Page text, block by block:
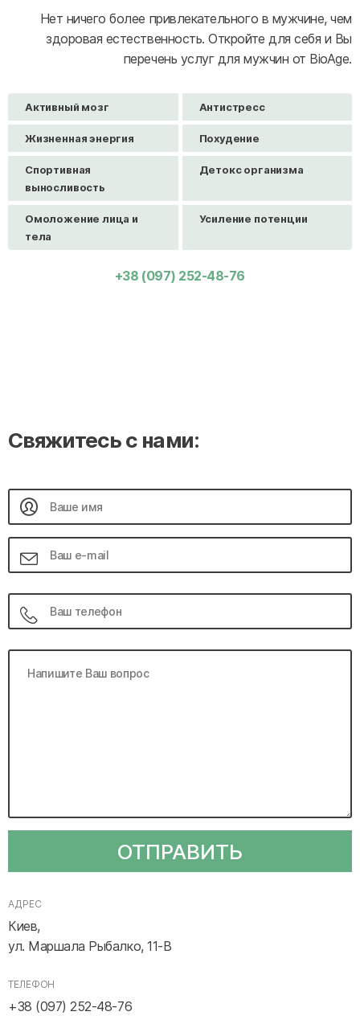
Нет ничего более привлекательного в мужчине, чем
здоровая естественность. Откройте для себя и Вы
перечень услуг для мужчин от BioAge.
Активный мозг Антистресс
Жизненная энергия Похудение
Спортивная
выносливость
Детокс организма
Омоложение лица и
тела
Усиление потенции
+38 (097) 252-48-76
Свяжитесь с нами:
ОТПРАВИТЬ
АДРЕС
Киев,
ул. Маршала Рыбалко, 11-В
ТЕЛЕФОН
+38 (097) 252-48-76